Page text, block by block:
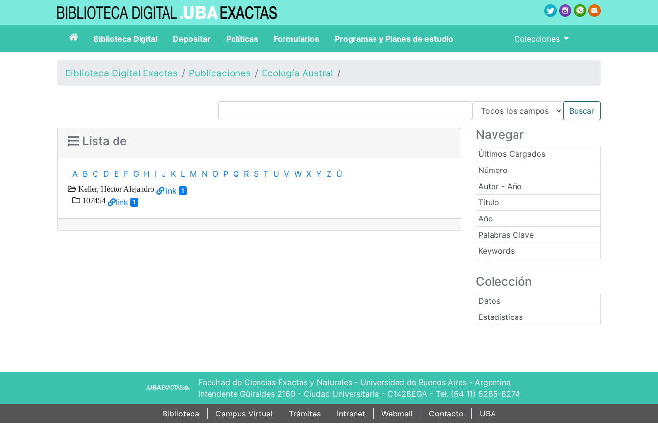
Biblioteca Digital Depositar Políticas Formularios Programas y Planes de estudio Colecciones
Biblioteca Digital Exactas Publicaciones Ecología Austral
Navegar
Últimos Cargados
Número
Autor - Año
Título
Año
Palabras Clave
Keywords
Colección
Datos
Estadísticas
Lista de
A B C D E F G H I J K L M N O P Q R S T U V W X Y Z Ú
Keller, Héctor Alejandro link 1
107454 link 1
Facultad de Ciencias Exactas y Naturales - Universidad de Buenos Aires - Argentina
Intendente Güiraldes 2160 - Ciudad Universitaria - C1428EGA - Tel. (54 11) 5285-8274
Biblioteca
Campus Virtual Trámites Intranet Webmail Contacto UBA